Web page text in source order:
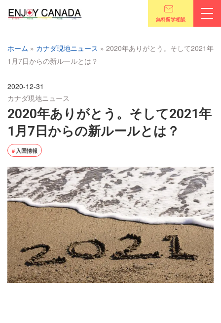
無料留学相談
ホーム » カナダ現地ニュース » 2020年ありがとう。そして2021年
1月7日からの新ルールとは？
2020-12-31
カナダ現地ニュース
2020年ありがとう。そして2021年
1月7日からの新ルールとは？
入国情報